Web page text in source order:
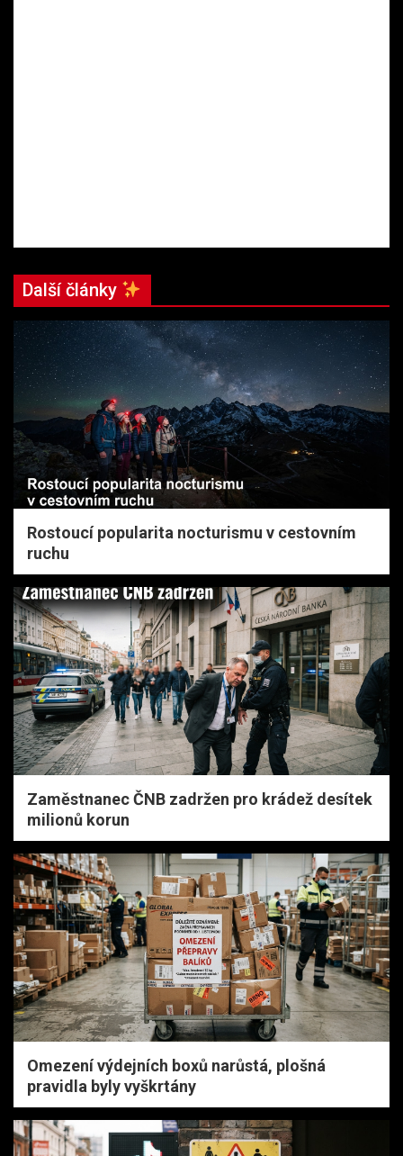
Další články
Rostoucí popularita nocturismu v cestovním
ruchu
Zaměstnanec ČNB zadržen pro krádež desítek
milionů korun
Omezení výdejních boxů narůstá, plošná
pravidla byly vyškrtány